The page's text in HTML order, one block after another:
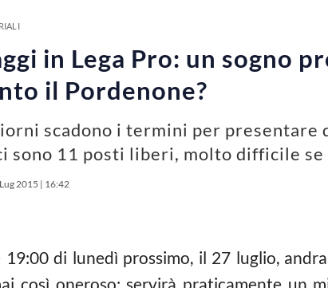
in Lega Pro: un sogno
il Pordenone?
scadono i termini per presentare
sono 11 posti liberi, molto difficile
2015 | 16:42
di lunedì prossimo, il 27 luglio,
così oneroso: servirà praticamente un